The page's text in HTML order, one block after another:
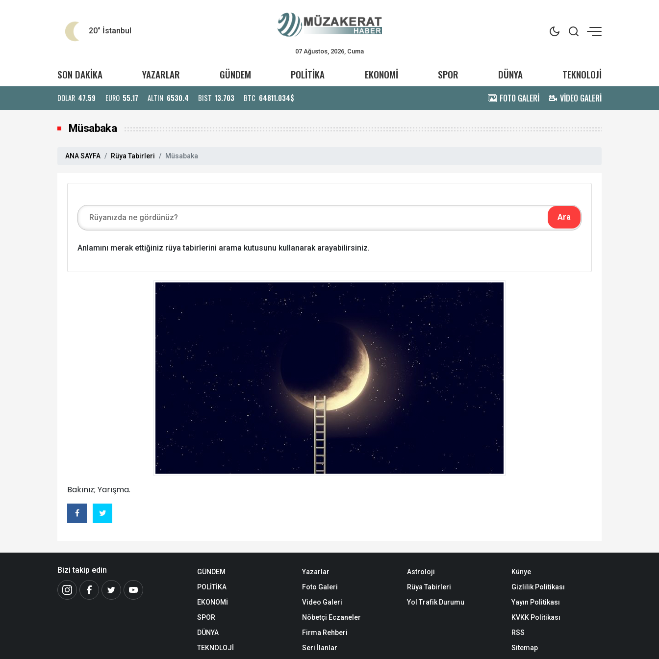
20° İstanbul
07 Ağustos, 2026, Cuma
SON DAKİKA YAZARLAR GÜNDEM POLİTİKA EKONOMİ SPOR DÜNYA TEKNOLOJİ
DOLAR 47.59 EURO 55.17 ALTIN 6530.4 BIST 13.703 BTC 64811.034$ FOTO GALERİ VİDEO GALERİ
Müsabaka
ANA SAYFA Rüya Tabirleri Müsabaka
Anlamını merak ettiğiniz rüya tabirlerini arama kutusunu kullanarak arayabilirsiniz.
Bakınız; Yarışma.
Bizi takip edin
GÜNDEM
POLİTİKA
EKONOMİ
SPOR
DÜNYA
TEKNOLOJİ
Yazarlar
Foto Galeri
Video Galeri
Nöbetçi Eczaneler
Firma Rehberi
Seri İlanlar
Astroloji
Rüya Tabirleri
Yol Trafik Durumu
Künye
Gizlilik Politikası
Yayın Politikası
KVKK Politikası
RSS
Sitemap